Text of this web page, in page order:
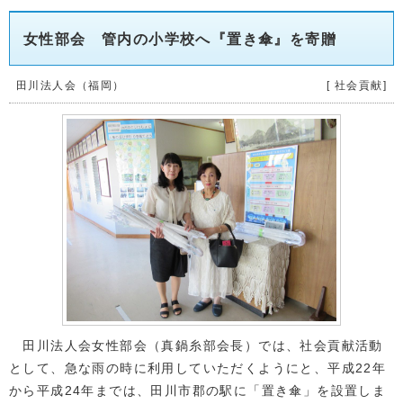
女性部会 管内の小学校へ『置き傘』を寄贈
田川法人会（福岡） [ 社会貢献]
田川法人会女性部会（真鍋糸部会長）では、社会貢献活動
として、急な雨の時に利用していただくようにと、平成22年
から平成24年までは、田川市郡の駅に「置き傘」を設置しま